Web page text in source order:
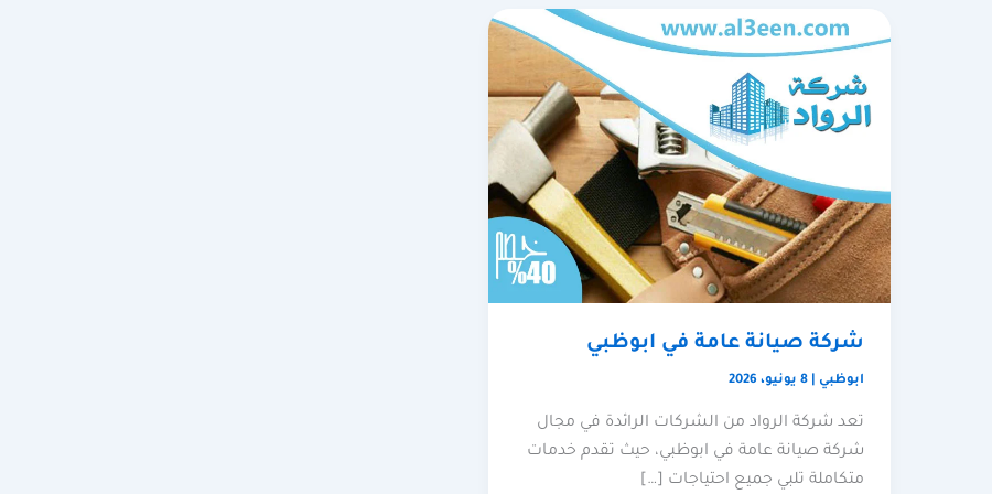
شركة صيانة عامة في ابوظبي
ابوظبي 8 يونيو، 2026
تعد شركة الرواد من الشركات الرائدة في مجال
شركة صيانة عامة في ابوظبي، حيث تقدم خدمات
متكاملة تلبي جميع احتياجات […]